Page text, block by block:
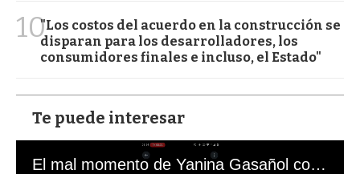
10"Los costos del acuerdo en la construcción se
disparan para los desarrolladores, los
consumidores finales e incluso, el Estado"
Te puede interesar
El mal momento de Yanina Gasañol con un hincha argentino en "Subrayado"